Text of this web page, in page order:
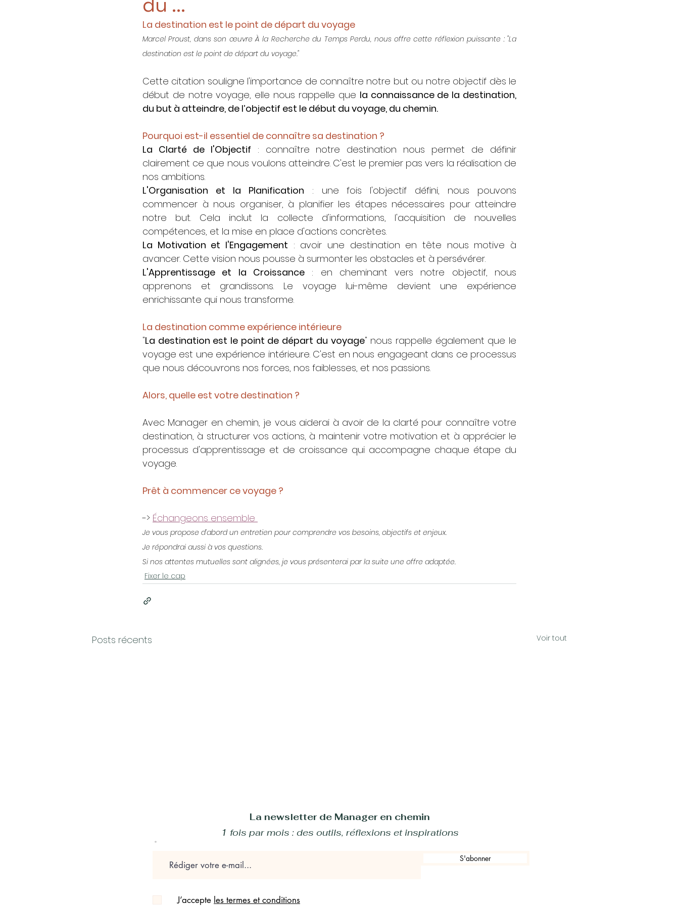
La destination est le point de départ du voyage
Marcel Proust, dans son œuvre À la Recherche du Temps Perdu, nous offre cette réflexion puissante : "La
destination est le point de départ du voyage."
Cette citation souligne l'importance de connaître notre but ou notre objectif dès le
début de notre voyage, elle nous rappelle que la connaissance de la destination,
du but à atteindre, de l’objectif est le début du voyage, du chemin.
Pourquoi est-il essentiel de connaître sa destination ?
La Clarté de l'Objectif : connaître notre destination nous permet de définir
clairement ce que nous voulons atteindre. C'est le premier pas vers la réalisation de
nos ambitions.
L'Organisation et la Planification : une fois l'objectif défini, nous pouvons
commencer à nous organiser, à planifier les étapes nécessaires pour atteindre
notre but. Cela inclut la collecte d'informations, l'acquisition de nouvelles
compétences, et la mise en place d'actions concrètes.
La Motivation et l'Engagement : avoir une destination en tête nous motive à
avancer. Cette vision nous pousse à surmonter les obstacles et à persévérer.
L'Apprentissage et la Croissance : en cheminant vers notre objectif, nous
apprenons et grandissons. Le voyage lui-même devient une expérience
enrichissante qui nous transforme.
La destination comme expérience intérieure
"La destination est le point de départ du voyage" nous rappelle également que le
voyage est une expérience intérieure. C'est en nous engageant dans ce processus
que nous découvrons nos forces, nos faiblesses, et nos passions.
Alors, quelle est votre destination ?
Avec Manager en chemin, je vous aiderai à avoir de la clarté pour connaître votre
destination, à structurer vos actions, à maintenir votre motivation et à apprécier le
processus d'apprentissage et de croissance qui accompagne chaque étape du
voyage.
Prêt à commencer ce voyage ?
-> Échangeons ensemble
Je vous propose d’abord un entretien pour comprendre vos besoins, objectifs et enjeux.
Je répondrai aussi à vos questions.
Si nos attentes mutuelles sont alignées, je vous présenterai par la suite une offre adaptée.
Fixer le cap
Posts récents Voir tout
confiance mutuelle sont ...
qui ...
La newsletter de Manager en chemin
1 fois par mois : des outils, réflexions et inspirations
S'abonner
J’accepte les termes et conditions